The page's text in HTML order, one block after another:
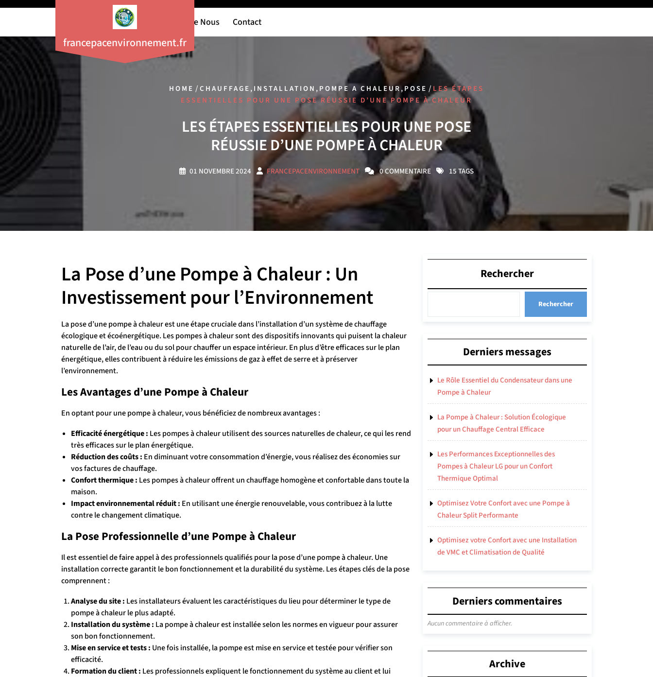
Aller
francepacenvironnement.fr
À Propos De Nous Contact
HOME /CHAUFFAGE,INSTALLATION ,POMPE A CHALEUR,POSE / LES ÉTAPES
ESSENTIELLES POUR UNE POSE RÉUSSIE D’UNE POMPE À CHALEUR
LES ÉTAPES ESSENTIELLES POUR UNE POSE
RÉUSSIE D’UNE POMPE À CHALEUR
01 NOVEMBRE 2024 FRANCEPACENVIRONNEMENT 0 COMMENTAIRE 15 TAGS
La Pose d’une Pompe à Chaleur : Un
Investissement pour l’Environnement
La pose d’une pompe à chaleur est une étape cruciale dans l’installation d’un système de chauffage
écologique et écoénergétique. Les pompes à chaleur sont des dispositifs innovants qui puisent la chaleur
naturelle de l’air, de l’eau ou du sol pour chauffer un espace intérieur. En plus d’être efficaces sur le plan
énergétique, elles contribuent à réduire les émissions de gaz à effet de serre et à préserver
l’environnement.
Les Avantages d’une Pompe à Chaleur
En optant pour une pompe à chaleur, vous bénéficiez de nombreux avantages :
Efficacité énergétique : Les pompes à chaleur utilisent des sources naturelles de chaleur, ce qui les rend
très efficaces sur le plan énergétique.
Réduction des coûts : En diminuant votre consommation d’énergie, vous réalisez des économies sur
vos factures de chauffage.
Confort thermique : Les pompes à chaleur offrent un chauffage homogène et confortable dans toute la
maison.
Impact environnemental réduit : En utilisant une énergie renouvelable, vous contribuez à la lutte
contre le changement climatique.
La Pose Professionnelle d’une Pompe à Chaleur
Il est essentiel de faire appel à des professionnels qualifiés pour la pose d’une pompe à chaleur. Une
installation correcte garantit le bon fonctionnement et la durabilité du système. Les étapes clés de la pose
comprennent :
Analyse du site : Les installateurs évaluent les caractéristiques du lieu pour déterminer le type de
pompe à chaleur le plus adapté.
Installation du système : La pompe à chaleur est installée selon les normes en vigueur pour assurer
son bon fonctionnement.
Mise en service et tests : Une fois installée, la pompe est mise en service et testée pour vérifier son
efficacité.
Formation du client : Les professionnels expliquent le fonctionnement du système au client et lui
Rechercher
Rechercher
Derniers messages
Le Rôle Essentiel du Condensateur dans une
Pompe à Chaleur
La Pompe à Chaleur : Solution Écologique
pour un Chauffage Central Efficace
Les Performances Exceptionnelles des
Pompes à Chaleur LG pour un Confort
Thermique Optimal
Optimisez Votre Confort avec une Pompe à
Chaleur Split Performante
Optimisez votre Confort avec une Installation
de VMC et Climatisation de Qualité
Derniers commentaires
Aucun commentaire à afficher.
Archive